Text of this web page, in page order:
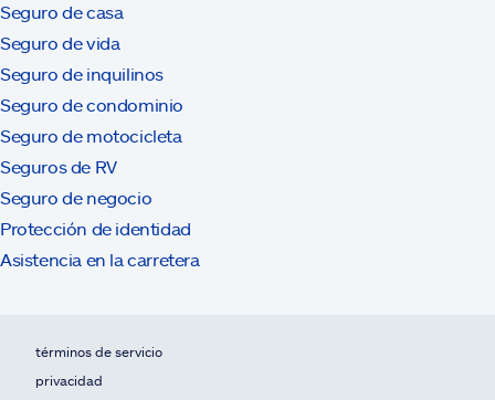
Seguro de casa
Seguro de vida
Seguro de inquilinos
Seguro de condominio
Seguro de motocicleta
Seguros de RV
Seguro de negocio
Protección de identidad
Asistencia en la carretera
términos de servicio
privacidad